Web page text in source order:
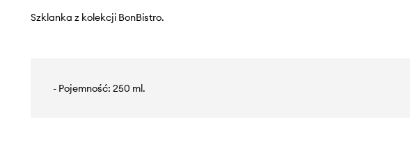
Szklanka z kolekcji BonBistro.
- Pojemność: 250 ml.